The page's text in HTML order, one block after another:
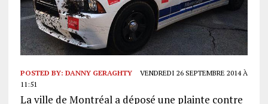
POSTED BY: DANNY GERAGHTY
VENDREDI 26 SEPTEMBRE 2014 À
11:51
La ville de Montréal a déposé une plainte contre